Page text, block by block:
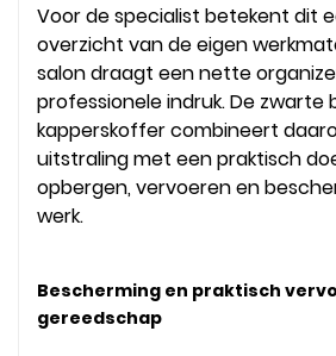
Voor de specialist betekent dit
overzicht van de eigen
salon draagt een nette
professionele indruk. De zwarte
kapperskoffer combineert
uitstraling met een praktisch
opbergen, vervoeren en
werk.
Bescherming en praktisch
gereedschap